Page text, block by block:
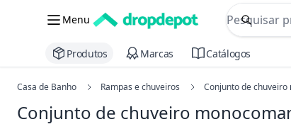
Menu
commerce
Procurar
Produtos Marcas Catálogos
Casa de Banho Rampas e chuveiros Conjunto de
Conjunto de chuveiro